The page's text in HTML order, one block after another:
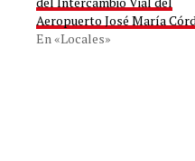
Aeropuerto José María
En «Locales»